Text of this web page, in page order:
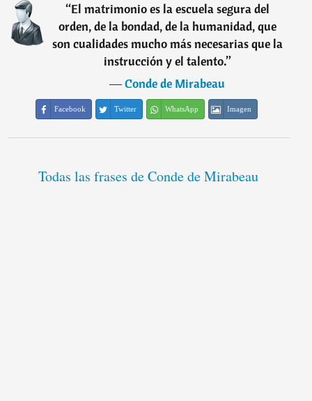
“El matrimonio es la escuela segura del
orden, de la bondad, de la humanidad, que
son cualidades mucho más necesarias que la
instrucción y el talento.”
―Conde de Mirabeau
Facebook Twitter WhatsApp Imagen
Todas las frases de Conde de Mirabeau